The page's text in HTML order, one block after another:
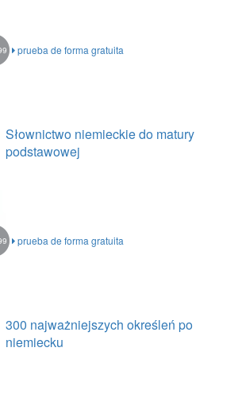
prueba de forma gratuita
Słownictwo niemieckie do matury
podstawowej
prueba de forma gratuita
300 najważniejszych określeń po
niemiecku